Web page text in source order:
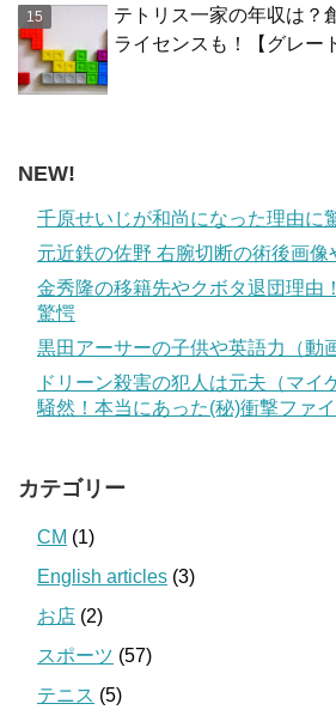
テトリス一家の年収は？
ライセンスも！【グレー
NEW!
千原せいじが和尚になった理由に
元近鉄の佐野 右腕切断の術後画像
金秀隆の移籍先やクボタ退団理由
驚愕
黒田アーサーの子供や英語力（動
ドリーン殺害の犯人は元夫（マイ
騒然！本当にあった(秘)衝撃ファ
カテゴリー
CM (1)
English articles (3)
お店 (2)
スポーツ (57)
テニス (5)